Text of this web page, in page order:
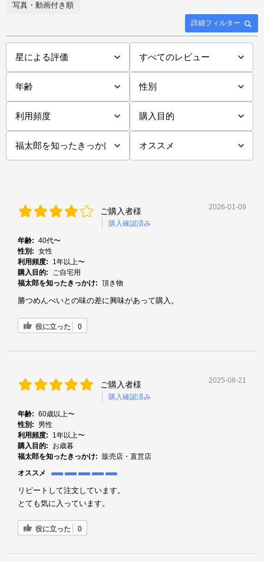
詳細フィルター
写真・動画付き順
ご購入者様
購入確認済み
2026-01-09
年齢: 40代〜
性別: 女性
利用頻度:
1年以上〜
購入目的:
ご自宅用
福太郎を知ったきっかけ: 頂き物
勝つめんべいとの味の差に興味があって購入。
役に立った 0
ご購入者様
購入確認済み
2025-08-21
年齢: 60歳以上〜
性別:
男性
利用頻度:
1年以上〜
購入目的:
お歳暮
福太郎を知ったきっかけ: 販売店・直営店
オススメ
リピートして注文しています。
とても気に入っています。
役に立った 0